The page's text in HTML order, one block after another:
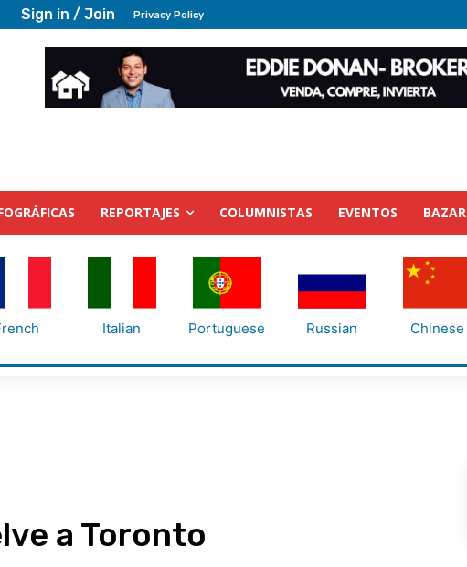
Sign in / Join Privacy Policy
REPORTAJES COLUMNISTAS EVENTOS BAZAR
Italian Portuguese Russian Chinese
a Toronto